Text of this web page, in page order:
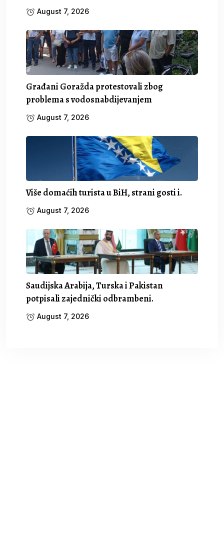
August 7, 2026
Građani Goražda protestovali zbog
problema s vodosnabdijevanjem
August 7, 2026
Više domaćih turista u BiH, strani gosti i.
August 7, 2026
Saudijska Arabija, Turska i Pakistan
potpisali zajednički odbrambeni.
August 7, 2026